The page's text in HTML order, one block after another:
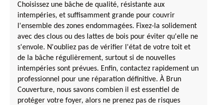
Choisissez une bâche de qualité, résistante aux
intempéries, et suffisamment grande pour couvrir
l'ensemble des zones endommagées. Fixez-la solidement
avec des clous ou des lattes de bois pour éviter qu'elle ne
s'envole. N'oubliez pas de vérifier l'état de votre toit et
de la bâche régulièrement, surtout si de nouvelles
intempéries sont prévues. Enfin, contactez rapidement un
professionnel pour une réparation définitive. À Brun
Couverture, nous savons combien il est essentiel de
protéger votre foyer, alors ne prenez pas de risques